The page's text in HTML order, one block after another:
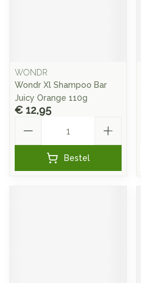
WONDR
Wondr Xl Shampoo Bar
Juicy Orange 110g
€ 12,95
Bestel